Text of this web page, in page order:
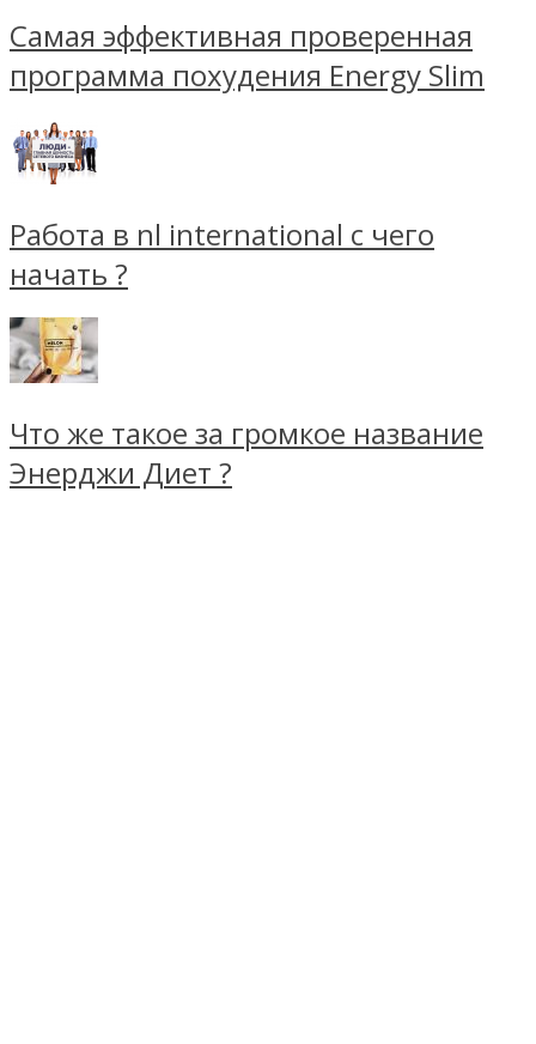
Самая эффективная проверенная
программа похудения Energy Slim
Работа в nl international с чего
начать ?
Что же такое за громкое название
Энерджи Диет ?